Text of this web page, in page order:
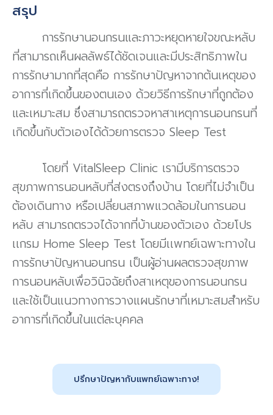
สรุป
การรักษานอนกรนและภาวะหยุดหายใจขณะหลับ
ที่สามารถเห็นผลลัพธ์ได้ชัดเจนและมีประสิทธิภาพใน
การรักษามากที่สุดคือ การรักษาปัญหาจากต้นเหตุของ
อาการที่เกิดขึ้นของตนเอง ด้วยวิธีการรักษาที่ถูกต้อง
และเหมาะสม ซึ่งสามารถตรวจหาสาเหตุการนอนกรนที่
เกิดขึ้นกับตัวเองได้ด้วยการตรวจ Sleep Test
โดยที่ VitalSleep Clinic เรามีบริการตรวจ
สุขภาพการนอนหลับที่ส่งตรงถึงบ้าน โดยที่ไม่จำเป็น
ต้องเดินทาง หรือเปลี่ยนสภาพแวดล้อมในการนอน
หลับ สามารถตรวจได้จากที่บ้านของตัวเอง ด้วยโปร
เเกรม Home Sleep Test โดยมีเเพทย์เฉพาะทางใน
การรักษาปัญหานอนกรน เป็นผู้อ่านผลตรวจสุขภาพ
การนอนหลับเพื่อวินิจฉัยถึงสาเหตุของการนอนกรน
และใช้เป็นแนวทางการวางแผนรักษาที่เหมาะสมสำหรับ
อาการที่เกิดขึ้นในแต่ละบุคคล
ปรึกษาปัญหากับเเพทย์เฉพาะทาง!